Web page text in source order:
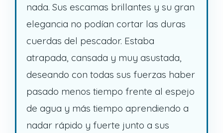
nada. Sus escamas brillantes y su gran
elegancia no podían cortar las duras
cuerdas del pescador. Estaba
atrapada, cansada y muy asustada,
deseando con todas sus fuerzas haber
pasado menos tiempo frente al espejo
de agua y más tiempo aprendiendo a
nadar rápido y fuerte junto a sus